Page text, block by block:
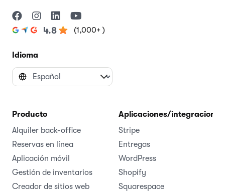
4.8 (1,000+ )
Idioma
Producto
Alquiler back-office
Reservas en línea
Aplicación móvil
Gestión de inventarios
Creador de sitios web
Aplicaciones/integraciones
Stripe
Entregas
WordPress
Shopify
Squarespace